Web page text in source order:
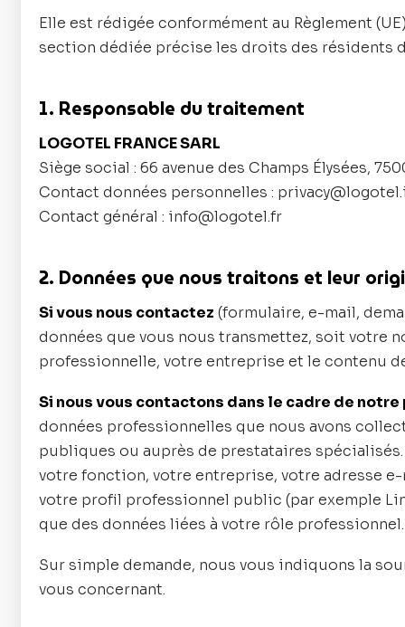
Elle est rédigée conformément au Règlement (UE)
section dédiée précise les droits des résidents
1. Responsable du traitement
LOGOTEL FRANCE SARL
Siège social : 66 avenue des Champs Élysées,
Contact données personnelles :
Contact général : info@logotel.fr
2. Données que nous traitons et leur
Si vous nous contactez (formulaire, e-mail,
données que vous nous transmettez, soit votre
professionnelle, votre entreprise et le contenu
Si nous vous contactons dans le cadre de
données professionnelles que nous avons
publiques ou auprès de prestataires
votre fonction, votre entreprise, votre adresse
votre profil professionnel public (par exemple
que des données liées à votre rôle professionnel.
Sur simple demande, nous vous indiquons la
vous concernant.